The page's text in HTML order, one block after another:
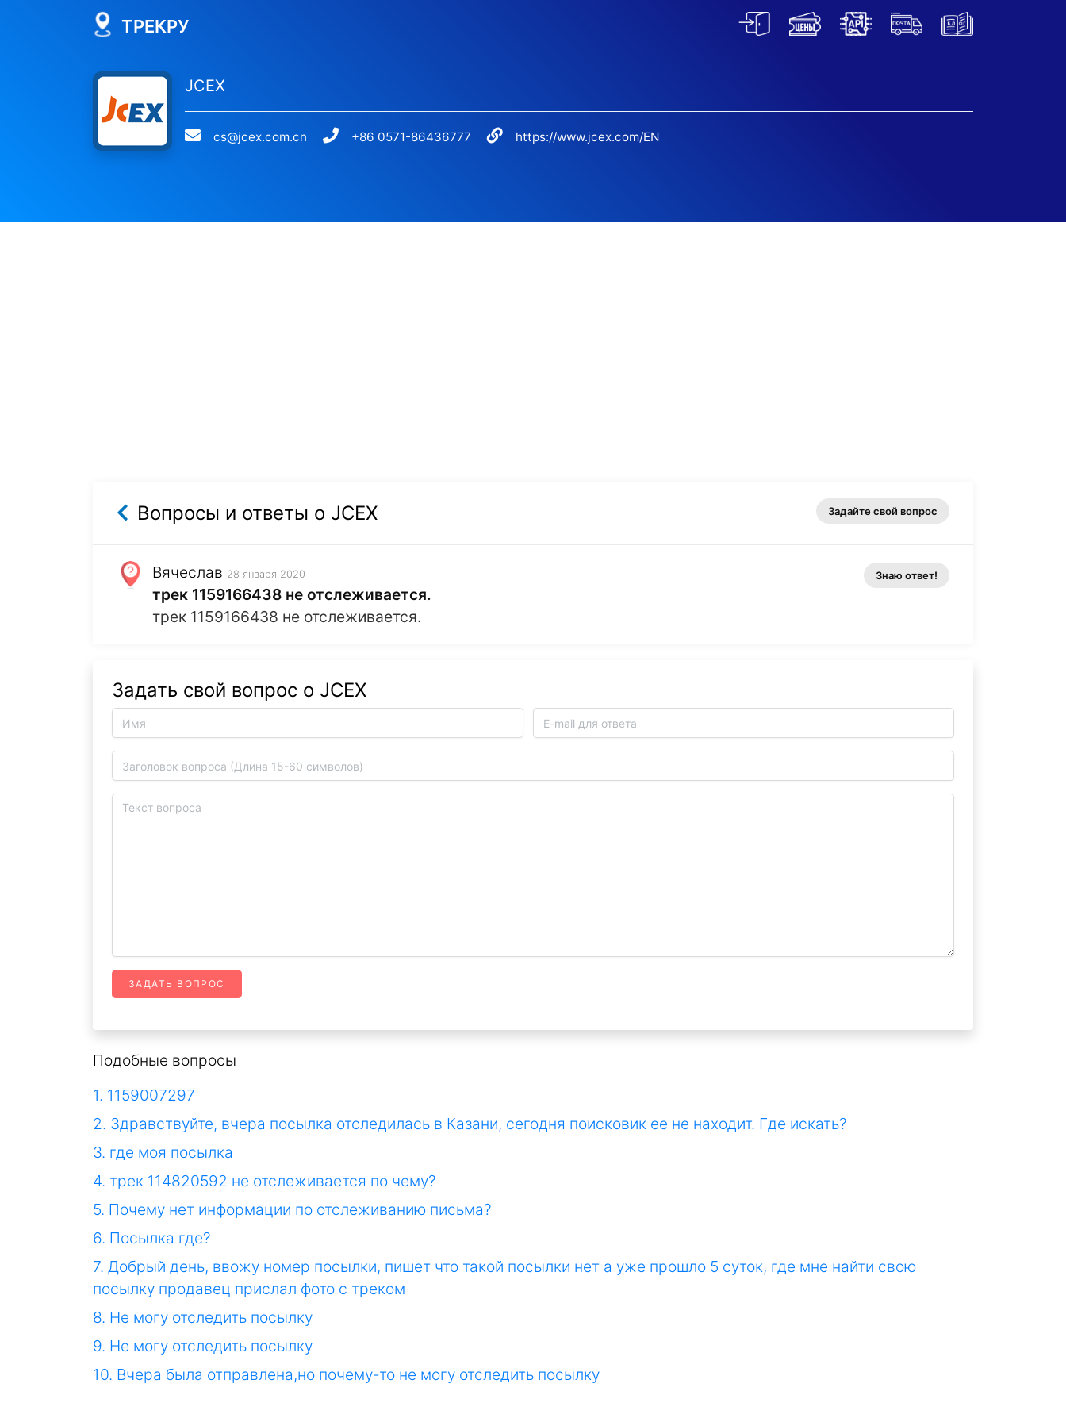
ТРЕКРУ
JCEX
cs@jcex.com.cn +86 0571-86436777 https://www.jcex.com/EN
Вопросы и ответы о JCEX Задайте свой вопрос
Вячеслав 28 января 2020
трек 1159166438 не отслеживается.
трек 1159166438 не отслеживается.
Знаю ответ!
Задать свой вопрос о JCEX
ЗАДАТЬ ВОПРОС
Подобные вопросы
1. 1159007297
2. Здравствуйте, вчера посылка отследилась в Казани, сегодня поисковик ее не находит. Где искать?
3. где моя посылка
4. трек 114820592 не отслеживается по чему?
5. Почему нет информации по отслеживанию письма?
6. Посылка где?
7. Добрый день, ввожу номер посылки, пишет что такой посылки нет а уже прошло 5 суток, где мне найти свою
посылку продавец прислал фото с треком
8. Не могу отследить посылку
9. Не могу отследить посылку
10. Вчера была отправлена,но почему-то не могу отследить посылку